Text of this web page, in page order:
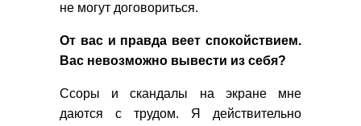
не могут договориться.
От вас и правда веет спокойствием.
Вас невозможно вывести из себя?
Ссоры и скандалы на экране мне
даются с трудом. Я действительно